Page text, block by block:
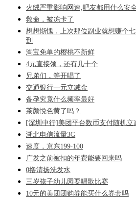
火绒严重影响网速,吧友都用什么安
救命，被冻卡了
想想惭愧，上次那位副业就想赚个
到
淘宝免单的樱桃不新鲜
4元直接领，还有几十个
兄弟们，等开唱了
交通银行一元立减金
备孕究竟什么频率最好
茶颜悦色黄了吗？
[深圳中行]美团平台数币支付随机立
湖北电信流量3G
速度，京东199-100
广发之前被扣的年费能要回来吗
0撸清扬洗发水
三岁孩子幼儿园要唱歌比赛
10元的美团团购券能买什么券套吗